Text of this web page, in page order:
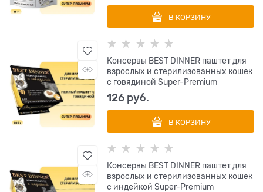
В КОРЗИНУ
Консервы BEST DINNER паштет для
взрослых и стерилизованных кошек
с говядиной Super-Premium
126 руб.
В КОРЗИНУ
Консервы BEST DINNER паштет для
взрослых и стерилизованных кошек
с индейкой Super-Premium